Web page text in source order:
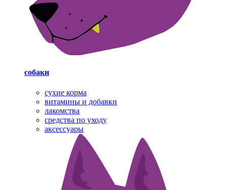
собаки
cухие корма
витамины и добавки
лакомства
средства по уходу
аксессуары